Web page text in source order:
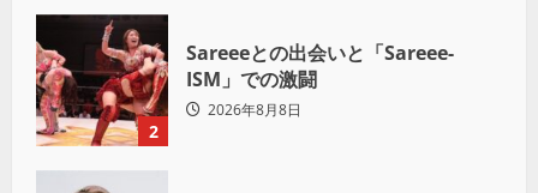
2
Sareeeとの出会いと「Sareee-
ISM」での激闘
2026年8月8日